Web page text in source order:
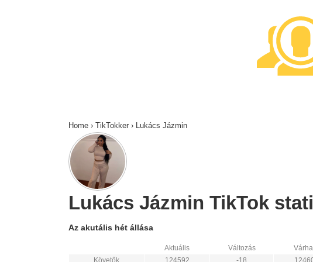
Home › TikTokker › Lukács Jázmin
Lukács Jázmin TikTok
Az akutális hét állása
Aktuális Változás
Követők
124592 -18